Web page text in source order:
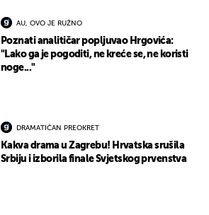
AU, OVO JE RUŽNO
Poznati analitičar popljuvao Hrgovića:
"Lako ga je pogoditi, ne kreće se, ne koristi
noge..."
DRAMATIČAN PREOKRET
Kakva drama u Zagrebu! Hrvatska srušila
Srbiju i izborila finale Svjetskog prvenstva